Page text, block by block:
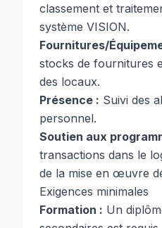
classement et
système VISION.
Fournitures/
stocks de fournitures
des locaux.
Présence : Suivi des
personnel.
Soutien aux
transactions dans le
de la mise en œuvre
Exigences minimales
Formation : Un